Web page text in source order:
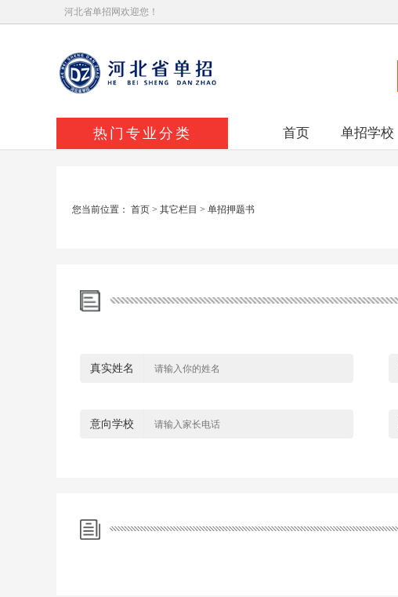
河北省单招网欢迎您！
热门专业分类 首页 单招学校
您当前位置： 首页 > 其它栏目 > 单招押题书
真实姓名
意向学校